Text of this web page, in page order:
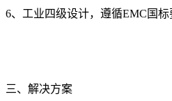
6、工业四级设计，遵循EMC 国标
三、解决方案